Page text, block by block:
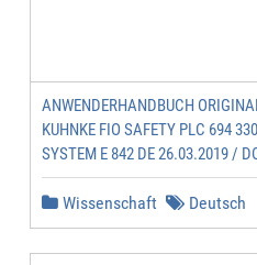
ANWENDERHANDBUCH
KUHNKE FIO SAFETY PLC 694
SYSTEM E 842 DE 26.03.2019 /
Wissenschaft Deutsch